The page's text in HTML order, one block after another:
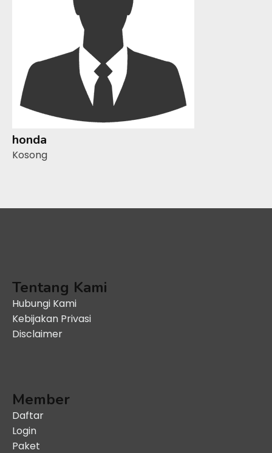
honda
Kosong
Tentang Kami
Hubungi Kami
Kebijakan Privasi
Disclaimer
Member
Daftar
Login
Paket